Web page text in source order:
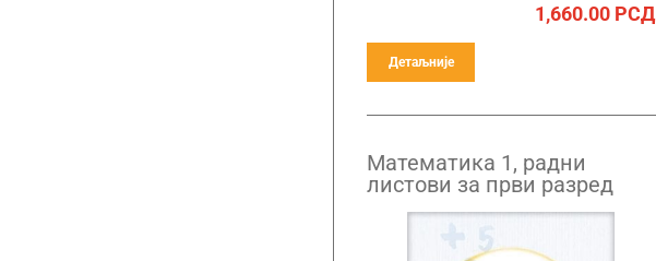
1,660.00РСД
Детаљније
Математика 1, радни
листови за први разред